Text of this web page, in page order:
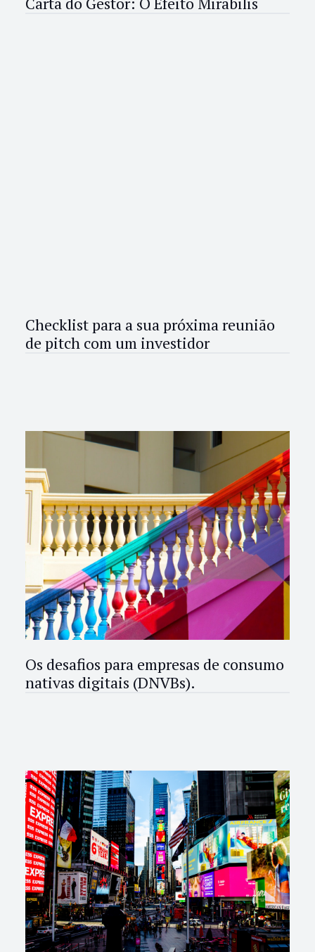
Checklist para a sua próxima reunião
de pitch com um investidor
Os desafios para empresas de consumo
nativas digitais (DNVBs).